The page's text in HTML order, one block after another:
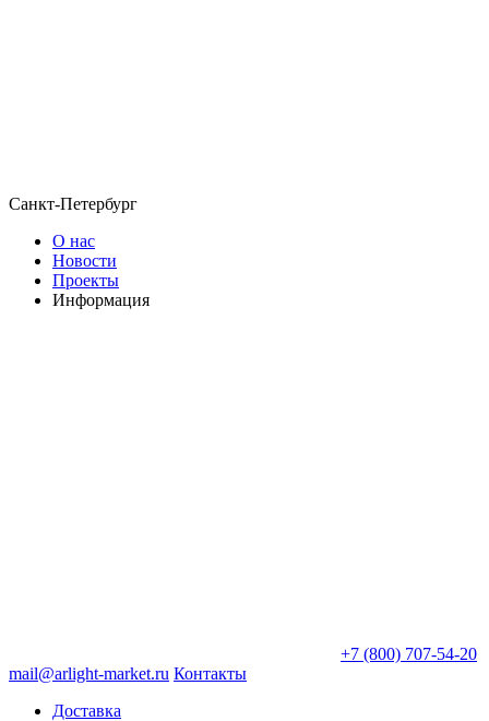
Санкт-Петербург
О нас
Новости
Проекты
Информация
+7 (800) 707-54-20
mail@arlight-market.ru Контакты
Доставка